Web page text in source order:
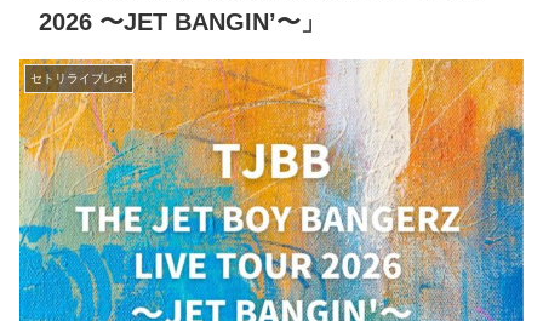
2026 〜JET BANGIN’〜」
セトリライブレポ